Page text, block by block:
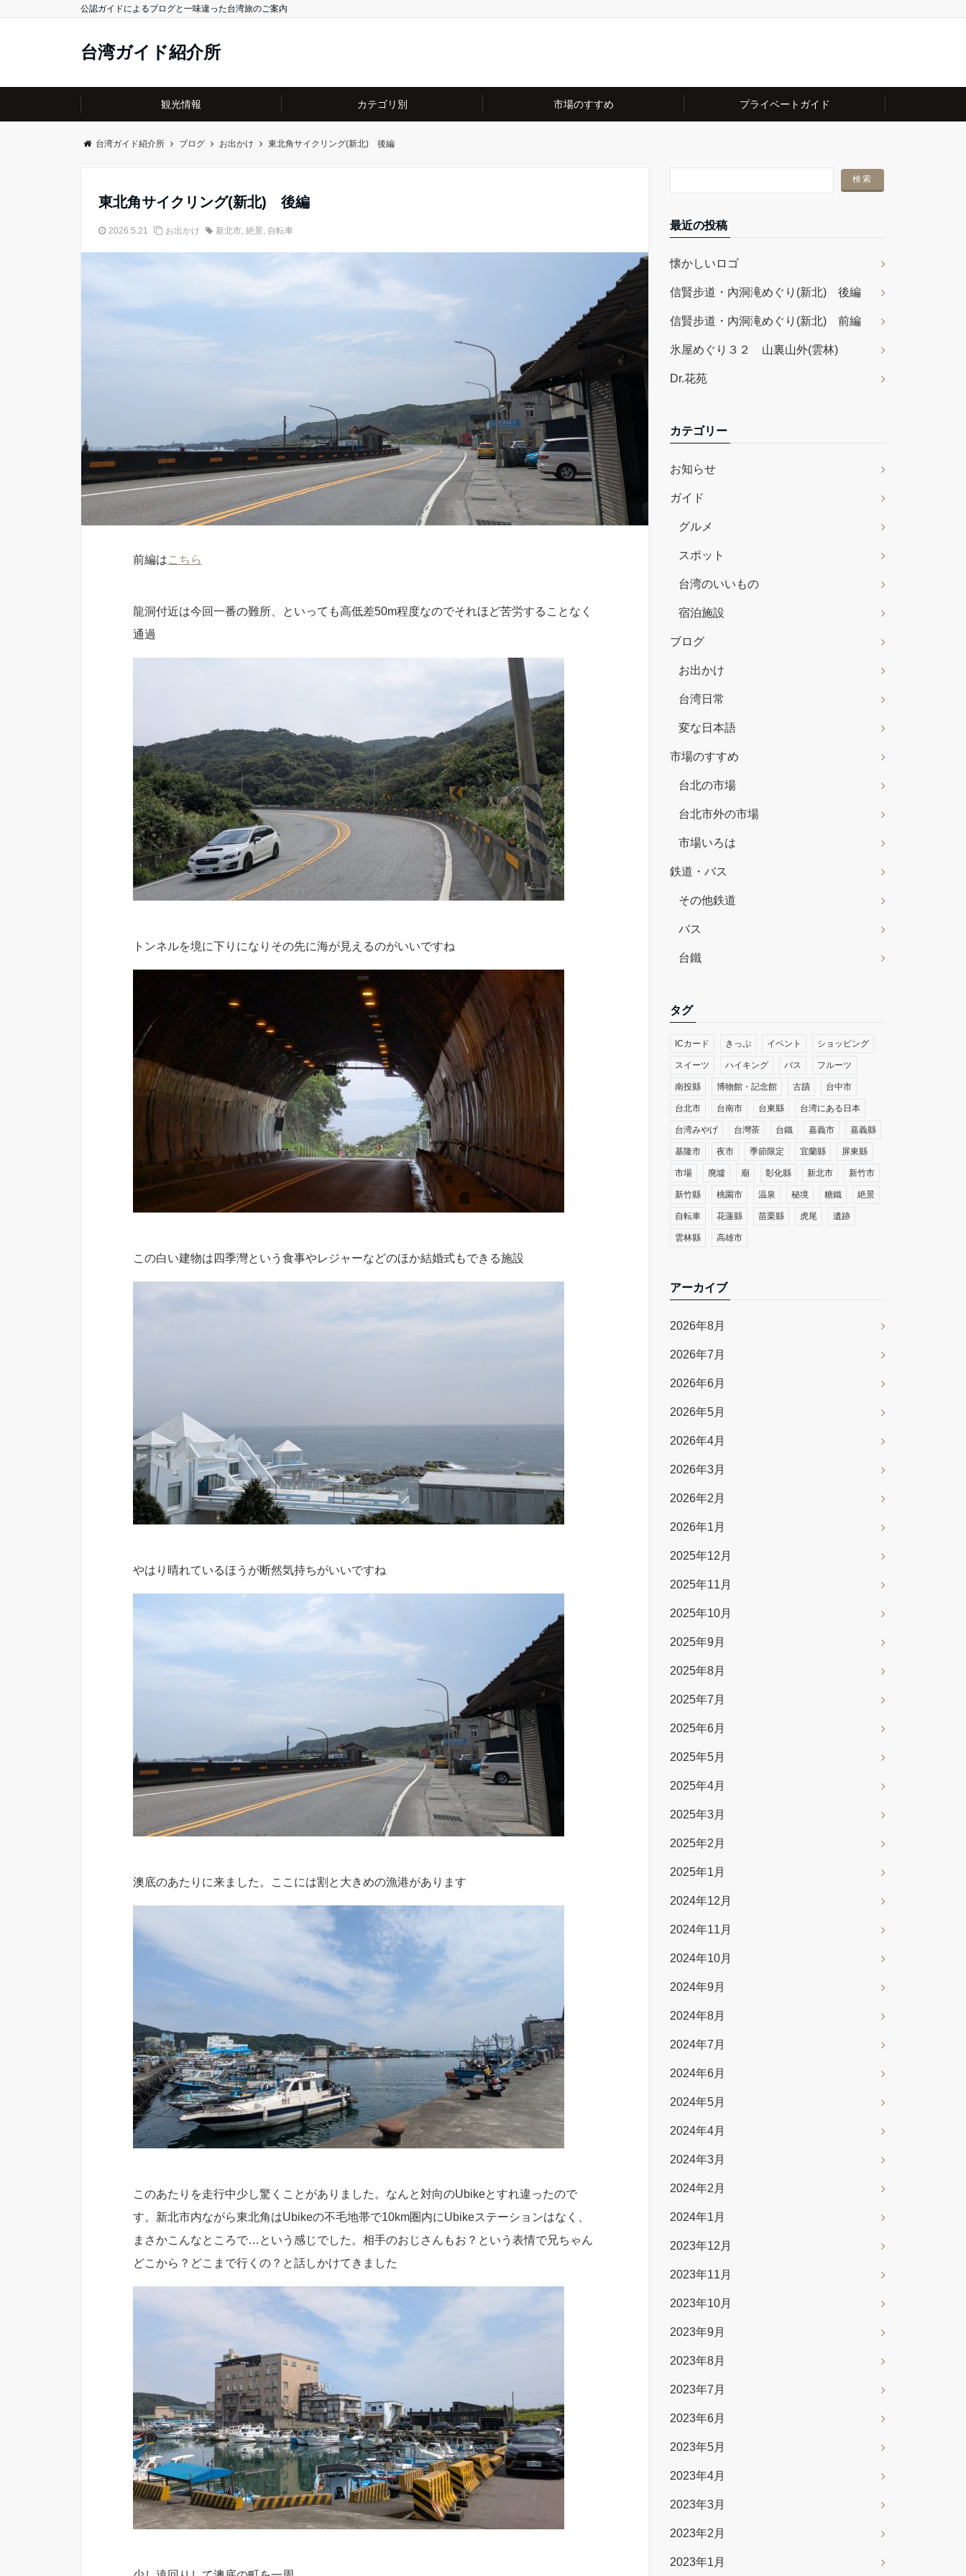
公認ガイドによるブログと一味違った台湾旅のご案内
台湾ガイド紹介所
観光情報 カテゴリ別 市場のすすめ プライベートガイド
台湾ガイド紹介所 ブログ お出かけ 東北角サイクリング(新北) 後編
東北角サイクリング(新北) 後編
2026.5.21 お出かけ 新北市, 絶景, 自転車
前編はこちら
龍洞付近は今回一番の難所、といっても高低差50m程度なのでそれほど苦労することなく
通過
トンネルを境に下りになりその先に海が見えるのがいいですね
この白い建物は四季灣という食事やレジャーなどのほか結婚式もできる施設
やはり晴れているほうが断然気持ちがいいですね
澳底のあたりに来ました。ここには割と大きめの漁港があります
このあたりを走行中少し驚くことがありました。なんと対向のUbikeとすれ違ったので
す。新北市内ながら東北角はUbikeの不毛地帯で10km圏内にUbikeステーションはなく、
まさかこんなところで…という感じでした。相手のおじさんもお？という表情で兄ちゃん
どこから？どこまで行くの？と話しかけてきました
最近の投稿
懐かしいロゴ
信賢步道・內洞滝めぐり(新北) 後編
信賢步道・內洞滝めぐり(新北) 前編
氷屋めぐり３２ 山裏山外(雲林)
Dr.花苑
カテゴリー
お知らせ
ガイド
グルメ
スポット
台湾のいいもの
宿泊施設
ブログ
お出かけ
台湾日常
変な日本語
市場のすすめ
台北の市場
台北市外の市場
市場いろは
鉄道・バス
その他鉄道
バス
台鐵
タグ
ICカード きっぷ イベント ショッピング
スイーツ ハイキング バス フルーツ
南投縣 博物館・記念館 古蹟 台中市
台北市 台南市 台東縣 台湾にある日本
台湾みやげ 台灣茶 台鐵 嘉義市 嘉義縣
基隆市 夜市 季節限定 宜蘭縣 屏東縣
市場 廃墟 廟 彰化縣 新北市 新竹市
新竹縣 桃園市 温泉 秘境 糖鐵 絶景
自転車 花蓮縣 苗栗縣 虎尾 遺跡
雲林縣 高雄市
アーカイブ
2026年8月
2026年7月
2026年6月
2026年5月
2026年4月
2026年3月
2026年2月
2026年1月
2025年12月
2025年11月
2025年10月
2025年9月
2025年8月
2025年7月
2025年6月
2025年5月
2025年4月
2025年3月
2025年2月
2025年1月
2024年12月
2024年11月
2024年10月
2024年9月
2024年8月
2024年7月
2024年6月
2024年5月
2024年4月
2024年3月
2024年2月
2024年1月
2023年12月
2023年11月
2023年10月
2023年9月
2023年8月
2023年7月
2023年6月
2023年5月
2023年4月
2023年3月
2023年2月
2023年1月